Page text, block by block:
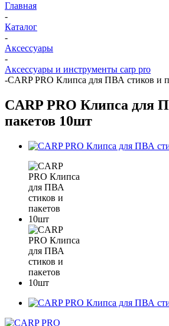
Главная
-
Каталог
-
Аксессуары
-
Аксессуары и инструменты carp pro
-CARP PRO Клипса для ПВА стиков и
CARP PRO Клипса для
пакетов 10шт